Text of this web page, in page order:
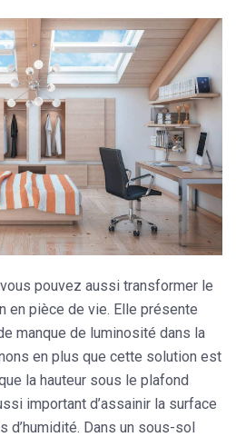
pouvez aussi transformer le
en pièce de vie. Elle présente
manque de luminosité dans la
en plus que cette solution est
la hauteur sous le plafond
important d’assainir la surface
d’humidité. Dans un sous-sol